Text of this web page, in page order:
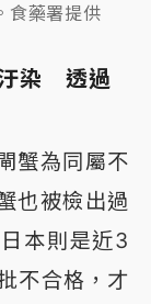
食藥署提供
汙染 透過
蟹為同屬不
也被檢出過
本則是近3
不合格，才